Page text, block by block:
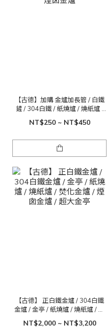
【古德】加購 金爐加長管 / 白鐵
鏟 / 304白鐵 / 紙燒爐 / 燒紙爐 /
焚化金爐 / 煙囱金爐
NT$250 ~ NT$450
【古德】 正白鐵金爐 / 304白鐵
金爐 / 金亭 / 紙燒爐 / 燒紙爐 / 焚
化金爐 / 煙囱金爐 / 超大金亭
NT$2,000 ~ NT$3,200